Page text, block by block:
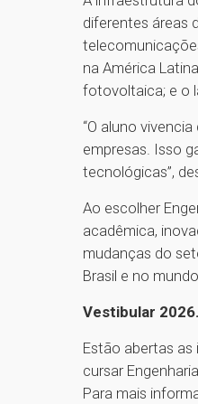
diferentes áreas
na América
fotovoltaica; e o
“O aluno
empresas. Isso
tecnológicas”,
Ao escolher
acadêmica,
mudanças do
Brasil e no
Vestibular
Estão abertas
cursar
Para mais